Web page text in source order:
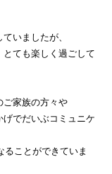
いましたが、
ても楽しく過ごして
ご家族の方々や
げでだいぶコミュニケ
ることができていま